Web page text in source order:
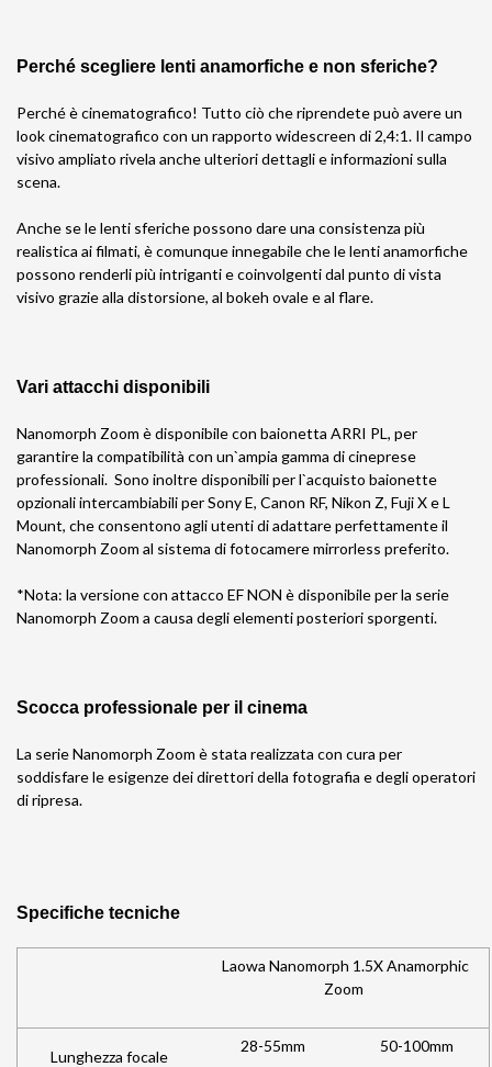
Perché scegliere lenti anamorfiche e non sferiche?
Perché è cinematografico! Tutto ciò che riprendete può avere un
look cinematografico con un rapporto widescreen di 2,4:1. Il campo
visivo ampliato rivela anche ulteriori dettagli e informazioni sulla
scena.
Anche se le lenti sferiche possono dare una consistenza più
realistica ai filmati, è comunque innegabile che le lenti anamorfiche
possono renderli più intriganti e coinvolgenti dal punto di vista
visivo grazie alla distorsione, al bokeh ovale e al flare.
Vari attacchi disponibili
Nanomorph Zoom è disponibile con baionetta ARRI PL, per
garantire la compatibilità con un`ampia gamma di cineprese
professionali. Sono inoltre disponibili per l`acquisto baionette
opzionali intercambiabili per Sony E, Canon RF, Nikon Z, Fuji X e L
Mount, che consentono agli utenti di adattare perfettamente il
Nanomorph Zoom al sistema di fotocamere mirrorless preferito.
*Nota: la versione con attacco EF NON è disponibile per la serie
Nanomorph Zoom a causa degli elementi posteriori sporgenti.
Scocca professionale per il cinema
La serie Nanomorph Zoom è stata realizzata con cura per
soddisfare le esigenze dei direttori della fotografia e degli operatori
di ripresa.
Specifiche tecniche
Laowa Nanomorph 1.5X Anamorphic
Zoom
Lunghezza focale
28-55mm 50-100mm